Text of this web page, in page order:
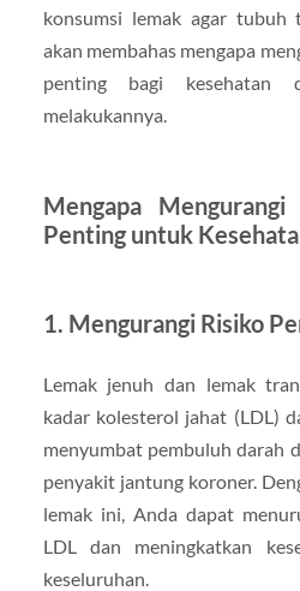
konsumsi lemak agar
akan membahas mengapa
penting bagi kesehatan
melakukannya.
Mengapa
Penting untuk
1. Mengurangi Risiko
Lemak jenuh dan lemak
kadar kolesterol jahat (LDL)
menyumbat pembuluh darah
penyakit jantung koroner.
lemak ini, Anda dapat
LDL dan meningkatkan
keseluruhan.